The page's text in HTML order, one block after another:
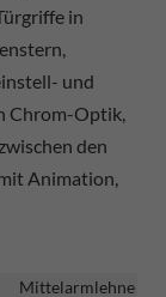
in
und
Chrom-Optik,
den
Animation,
Mittelarmlehne